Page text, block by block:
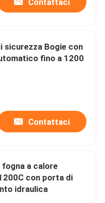
Contattaci
sicurezza Bogie con
fino a 1200
Contattaci
fogna a calore
con porta di
idraulica